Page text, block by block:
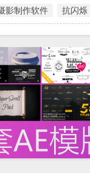
影制作软件 抗闪烁